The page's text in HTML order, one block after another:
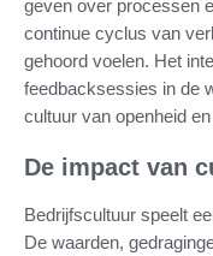
geven over processen
continue cyclus van
gehoord voelen. Het
feedbacksessies in de
cultuur van openheid
De impact van
Bedrijfscultuur speelt
De waarden,